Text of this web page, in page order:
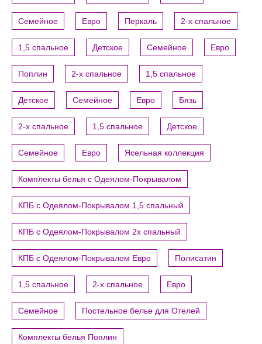
Семейное Евро Перкаль 2-х спальное
1,5 спальное Детское Семейное Евро
Поплин 2-х спальное 1,5 спальное
Детское Семейное Евро Бязь
2-х спальное 1,5 спальное Детское
Семейное Евро Ясельная коллекция
Комплекты белья с Одеялом-Покрывалом
КПБ с Одеялом-Покрывалом 1,5 спальный
КПБ с Одеялом-Покрывалом 2х спальный
КПБ с Одеялом-Покрывалом Евро Полисатин
1,5 спальное 2-х спальное Евро
Семейное Постельное белье для Отелей
Комплекты белья Поплин